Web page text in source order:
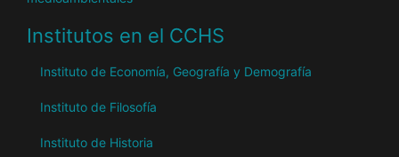
Institutos en el CCHS
Instituto de Economía, Geografía y Demografía
Instituto de Filosofía
Instituto de Historia